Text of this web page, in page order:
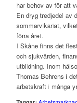
har behov av för att
En dryg tredjedel av
sommarvikariat,
förra året.
I Skåne finns det
och sjukvården,
utbildning. Inom
Thomas Behrens i
arbetskraft i många